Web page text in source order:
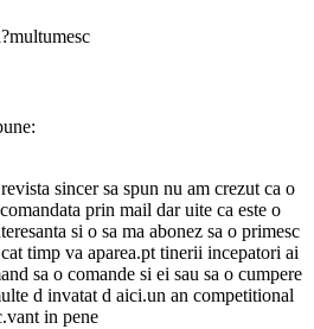
sincer sa spun nu am crezut ca o
prin mail dar uite ca este o
si o sa ma abonez sa o primesc
timp va aparea.pt tinerii incepatori ai
sa o comande si ei sau sa o cumpere
d invatat d aici.un an competitional
in pene